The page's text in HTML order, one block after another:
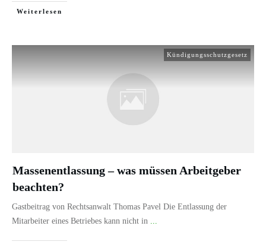
Weiterlesen
Kündigungsschutzgesetz
Massenentlassung – was müssen Arbeitgeber
beachten?
Gastbeitrag von Rechtsanwalt Thomas Pavel Die Entlassung der
Mitarbeiter eines Betriebes kann nicht in